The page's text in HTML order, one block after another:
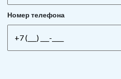
Номер телефона